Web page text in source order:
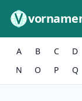
A B C D
N
O P Q